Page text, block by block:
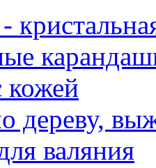
кожей
дереву,
валяния